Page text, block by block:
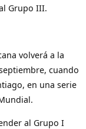
Grupo III.
volverá a la
cuando
en una serie
al Grupo I